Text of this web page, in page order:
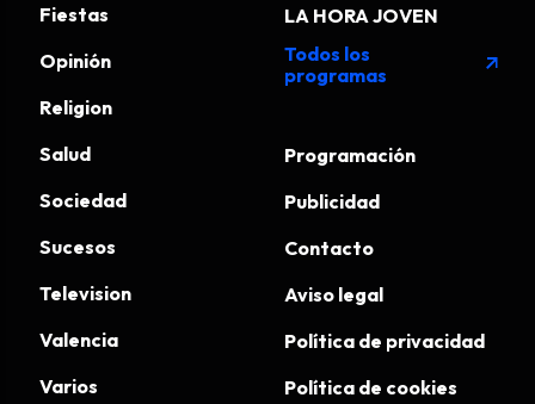
Fiestas
Opinión
Religion
Salud
Sociedad
Sucesos
Television
Valencia
Varios
LA HORA JOVEN
Todos los
programas
arrow_outward
Programación
Publicidad
Contacto
Aviso legal
Política de privacidad
Política de cookies